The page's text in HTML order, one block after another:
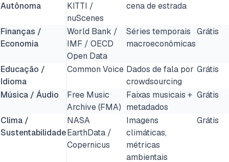
Autônoma
KITTI /
nuScenes
cena de estrada
Finanças /
Economia
World Bank /
IMF / OECD
Open Data
Séries temporais
macroeconômicas
Grátis
Educação /
Idioma
Common Voice Dados de fala por
crowdsourcing
Grátis
Música / Áudio
Free Music
Archive (FMA)
Faixas musicais +
metadados
Grátis
Clima /
Sustentabilidade
NASA
EarthData /
Copernicus
Imagens
climáticas,
métricas
ambientais
Grátis